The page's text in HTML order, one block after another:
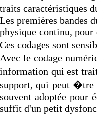
traits caractéristiques
Les premières bandes
physique continu, pour
Ces codages sont
Avec le codage
information qui est
support, qui peut �tre
souvent adoptée pour
suffit d'un petit